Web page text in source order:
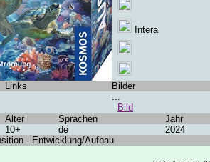
Intera
Links
Bilder
...
Bild
Alter Sprachen
Jahr
10+ de
2024
- Entwicklung/Aufbau